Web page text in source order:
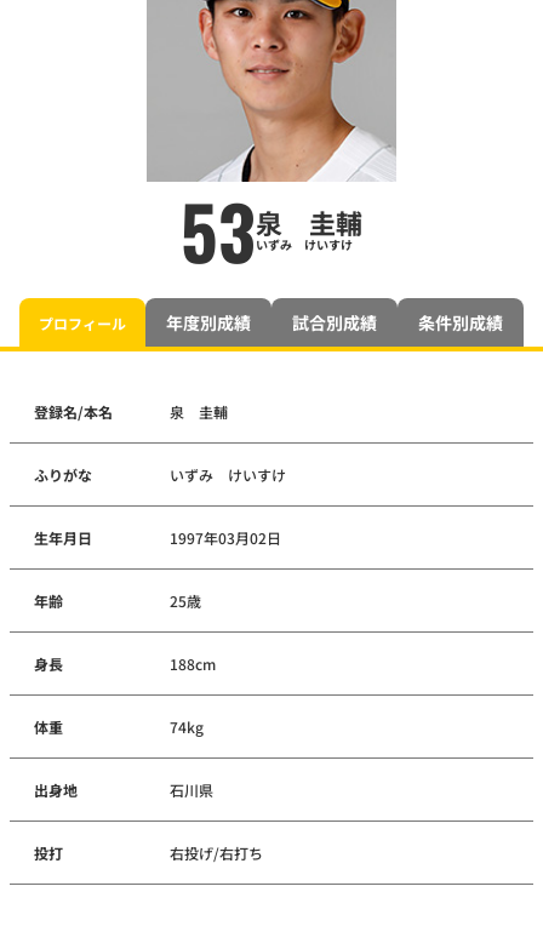
53泉 圭輔
いずみ けいすけ
プロフィール 年度別成績 試合別成績 条件別成績
登録名/本名 泉 圭輔
ふりがな いずみ けいすけ
生年月日 1997年03月02日
年齢 25歳
身長 188cm
体重 74kg
出身地 石川県
投打 右投げ/右打ち